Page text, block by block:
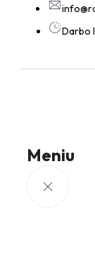
Darbo
Meniu